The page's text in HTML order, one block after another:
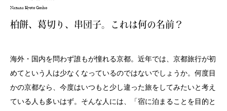
Nazuna Kyoto Gosho
柏餅、葛切り、串団子。これは何の名前？
海外・国内を問わず誰もが憧れる京都。近年では、京都旅行が初
めてという人は少なくなっているのではないでしょうか。何度目
かの京都なら、今度はいつもと少し違った旅をしてみたいと考え
ている人も多いはず。そんな人には、「宿に泊まることを目的と